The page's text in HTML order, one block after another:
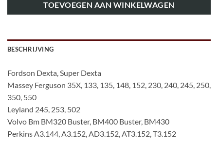
TOEVOEGEN AAN WINKELWAGEN
BESCHRIJVING
Fordson Dexta, Super Dexta
Massey Ferguson 35X, 133, 135, 148, 152, 230, 240, 245, 250,
350, 550
Leyland 245, 253, 502
Volvo Bm BM320 Buster, BM400 Buster, BM430
Perkins A3.144, A3.152, AD3.152, AT3.152, T3.152